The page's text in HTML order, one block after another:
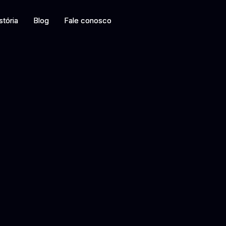
Blog Fale conosco
Blog Fale conosco